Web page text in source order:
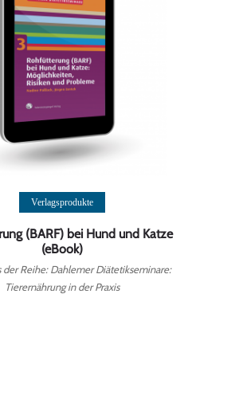
Weiterlesen
Verlagsprodukte
(BARF) bei Hund und Katze
(eBook)
der Reihe: Dahlemer Diätetikseminare:
Tierernährung in der Praxis